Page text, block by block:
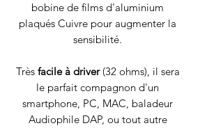
bobine de films d'aluminium
plaqués Cuivre pour augmenter la
sensibilité.
Très facile à driver(32 ohms), il sera
le parfait compagnon d'un
smartphone, PC, MAC, baladeur
Audiophile DAP, ou tout autre